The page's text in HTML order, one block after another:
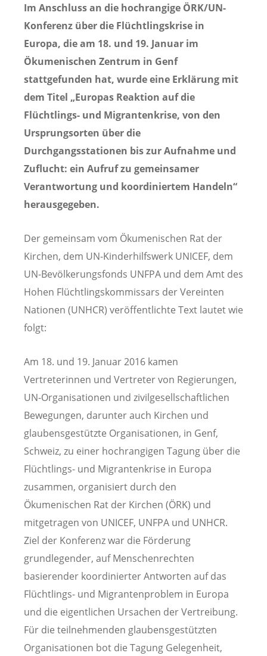
Im Anschluss an die hochrangige ÖRK/UN-
Konferenz über die Flüchtlingskrise in
Europa, die am 18. und 19. Januar im
Ökumenischen Zentrum in Genf
stattgefunden hat, wurde eine Erklärung mit
dem Titel „Europas Reaktion auf die
Flüchtlings- und Migrantenkrise, von den
Ursprungsorten über die
Durchgangsstationen bis zur Aufnahme und
Zuflucht: ein Aufruf zu gemeinsamer
Verantwortung und koordiniertem Handeln“
herausgegeben.
Der gemeinsam vom Ökumenischen Rat der
Kirchen, dem UN-Kinderhilfswerk UNICEF, dem
UN-Bevölkerungsfonds UNFPA und dem Amt des
Hohen Flüchtlingskommissars der Vereinten
Nationen (UNHCR) veröffentlichte Text lautet wie
folgt:
Am 18. und 19. Januar 2016 kamen
Vertreterinnen und Vertreter von Regierungen,
UN-Organisationen und zivilgesellschaftlichen
Bewegungen, darunter auch Kirchen und
glaubensgestützte Organisationen, in Genf,
Schweiz, zu einer hochrangigen Tagung über die
Flüchtlings- und Migrantenkrise in Europa
zusammen, organisiert durch den
Ökumenischen Rat der Kirchen (ÖRK) und
mitgetragen von UNICEF, UNFPA und UNHCR.
Ziel der Konferenz war die Förderung
grundlegender, auf Menschenrechten
basierender koordinierter Antworten auf das
Flüchtlings- und Migrantenproblem in Europa
und die eigentlichen Ursachen der Vertreibung.
Für die teilnehmenden glaubensgestützten
Organisationen bot die Tagung Gelegenheit,